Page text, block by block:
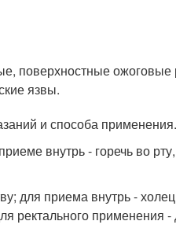
поверхностные ожоговые
язвы.
и способа применения.
внутрь - горечь во
для приема внутрь -
ректального применения